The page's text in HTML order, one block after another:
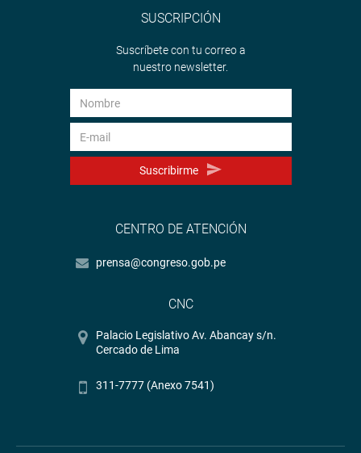
SUSCRIPCIÓN
Suscríbete con tu correo a
nuestro newsletter.
Suscribirme
CENTRO DE ATENCIÓN
prensa@congreso.gob.pe
CNC
Palacio Legislativo Av. Abancay s/n.
Cercado de Lima
311-7777 (Anexo 7541)